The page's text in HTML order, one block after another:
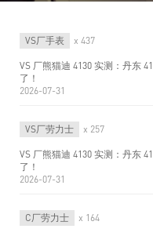
VS厂手表 x 437
VS 厂熊猫迪 4130 实测：丹东
了！
2026-07-31
VS厂劳力士 x 257
VS 厂熊猫迪 4130 实测：丹东
了！
2026-07-31
C厂劳力士 x 164